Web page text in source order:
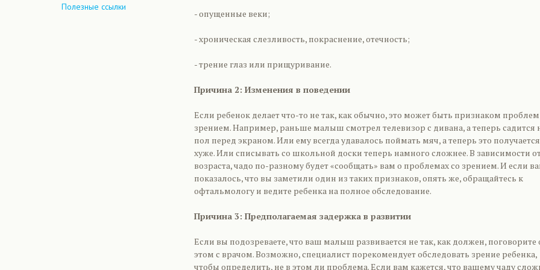
Полезные ссылки
- опущенные веки;
- хроническая слезливость, покраснение, отечность;
- трение глаз или прищуривание.
Причина 2: Изменения в поведении
Если ребенок делает что-то не так, как обычно, это может быть признаком проблем
зрением. Например, раньше малыш смотрел телевизор с дивана, а теперь садится
пол перед экраном. Или ему всегда удавалось поймать мяч, а теперь это получается
хуже. Или списывать со школьной доски теперь намного сложнее. В зависимости
возраста, чадо по-разному будет «сообщать» вам о проблемах со зрением. И если
показалось, что вы заметили один из таких признаков, опять же, обращайтесь к
офтальмологу и ведите ребенка на полное обследование.
Причина 3: Предполагаемая задержка в развитии
Если вы подозреваете, что ваш малыш развивается не так, как должен, поговорите
этом с врачом. Возможно, специалист порекомендует обследовать зрение ребенка,
чтобы определить, не в этом ли проблема. Если вам кажется, что вашему чаду